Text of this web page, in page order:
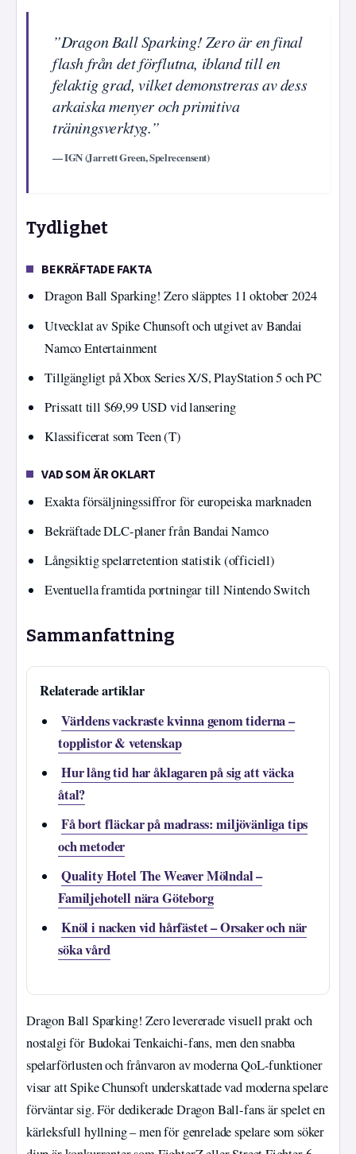
”Dragon Ball Sparking! Zero är en final
flash från det förflutna, ibland till en
felaktig grad, vilket demonstreras av dess
arkaiska menyer och primitiva
träningsverktyg.”
— IGN (Jarrett Green, Spelrecensent)
Tydlighet
BEKRÄFTADE FAKTA
Dragon Ball Sparking! Zero släpptes 11 oktober 2024
Utvecklat av Spike Chunsoft och utgivet av Bandai
Namco Entertainment
Tillgängligt på Xbox Series X/S, PlayStation 5 och PC
Prissatt till $69,99 USD vid lansering
Klassificerat som Teen (T)
VAD SOM ÄR OKLART
Exakta försäljningssiffror för europeiska marknaden
Bekräftade DLC-planer från Bandai Namco
Långsiktig spelarretention statistik (officiell)
Eventuella framtida portningar till Nintendo Switch
Sammanfattning
Relaterade artiklar
Världens vackraste kvinna genom tiderna –
topplistor & vetenskap
Hur lång tid har åklagaren på sig att väcka
åtal?
Få bort fläckar på madrass: miljövänliga tips
och metoder
Quality Hotel The Weaver Mölndal –
Familjehotell nära Göteborg
Knöl i nacken vid hårfästet – Orsaker och när
söka vård
Dragon Ball Sparking! Zero levererade visuell prakt och
nostalgi för Budokai Tenkaichi-fans, men den snabba
spelarförlusten och frånvaron av moderna QoL-funktioner
visar att Spike Chunsoft underskattade vad moderna spelare
förväntar sig. För dedikerade Dragon Ball-fans är spelet en
kärleksfull hyllning – men för genrelade spelare som söker